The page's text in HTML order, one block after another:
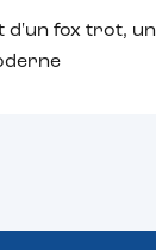
d'un fox trot,